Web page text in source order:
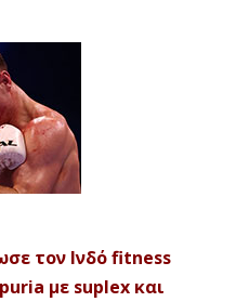
τον Ινδό fitness
με suplex και